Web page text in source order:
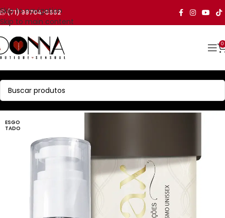
Skip to navigation
Skip to main content
(71) 99704-3552
0
ESGO
TADO